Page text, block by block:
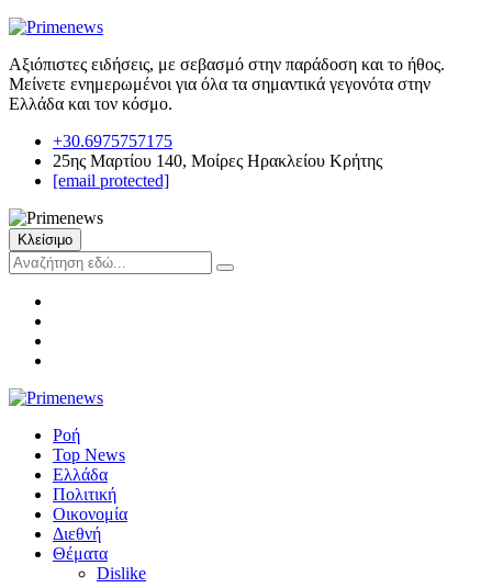
Αξιόπιστες ειδήσεις, με σεβασμό στην παράδοση και το ήθος.
Μείνετε ενημερωμένοι για όλα τα σημαντικά γεγονότα στην
Ελλάδα και τον κόσμο.
+30.6975757175
25ης Μαρτίου 140, Μοίρες Ηρακλείου Κρήτης
[email protected]
Κλείσιμο
Ροή
Top News
Ελλάδα
Πολιτική
Οικονομία
Διεθνή
Θέματα
Dislike